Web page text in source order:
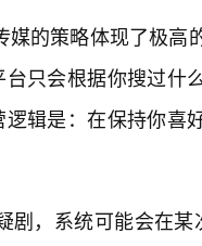
的策略体现了极高
只会根据你搜过什
逻辑是：在保持你喜
剧，系统可能会在